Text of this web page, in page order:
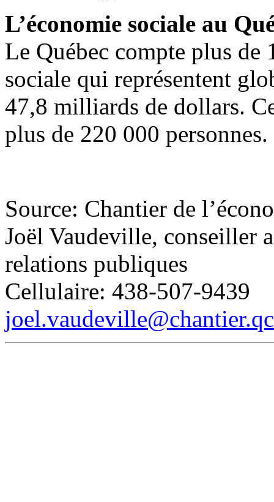
L’économie sociale au
Le Québec compte plus de
sociale qui représentent
47,8 milliards de dollars.
plus de 220 000 personnes.
Source: Chantier de
Joël Vaudeville, conseiller
relations publiques
Cellulaire: 438-507-9439